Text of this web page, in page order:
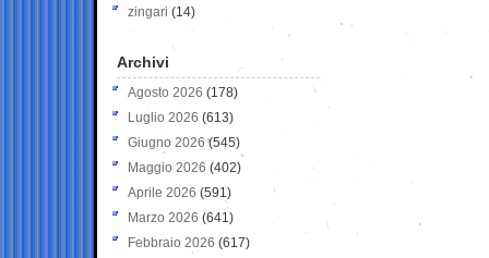
zingari (14)
Archivi
Agosto 2026 (178)
Luglio 2026 (613)
Giugno 2026 (545)
Maggio 2026 (402)
Aprile 2026 (591)
Marzo 2026 (641)
Febbraio 2026 (617)